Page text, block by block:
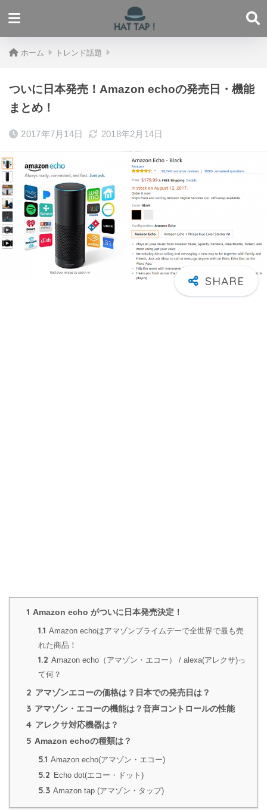
ホーム トレンド話題
ついに日本発売！Amazon echoの発売日・機能
まとめ！
2017年7月14日 2018年2月14日
1 Amazon echo がついに日本発売決定！
1.1 Amazon echoはアマゾンプライムデーで全世界で最も売
れた商品！
1.2 Amazon echo（アマゾン・エコー） / alexa(アレクサ)っ
て何？
2 アマゾンエコーの価格は？日本での発売日は？
3 アマゾン・エコーの機能は？音声コントロールの性能
4 アレクサ対応機器は？
5 Amazon echoの種類は？
5.1 Amazon echo(アマゾン・エコー)
5.2 Echo dot(エコー・ドット)
5.3 Amazon tap (アマゾン・タップ)